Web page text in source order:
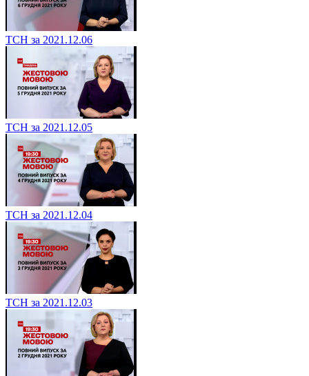
ТСН за 2021.12.06
ТСН за 2021.12.05
ТСН за 2021.12.04
ТСН за 2021.12.03